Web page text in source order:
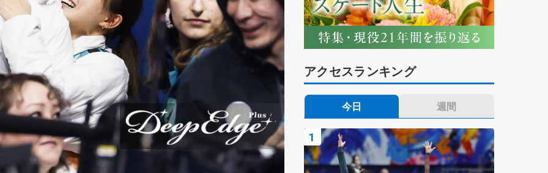
アクセスランキング
今日 週間